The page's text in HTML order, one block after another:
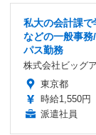
私大の会計課
などの一般事
パス勤務
株式会社ビッグ
東京都
時給1,550円
派遣社員